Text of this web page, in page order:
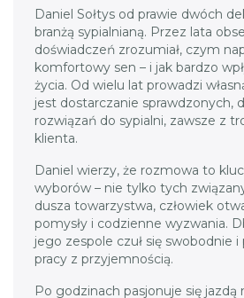
Daniel Sołtys od prawie dwóch
branżą sypialnianą. Przez lata
doświadczeń zrozumiał, czym
komfortowy sen – i jak bardzo
życia. Od wielu lat prowadzi
jest dostarczanie sprawdzonych,
rozwiązań do sypialni, zawsze z
klienta.
Daniel wierzy, że rozmowa to
wyborów – nie tylko tych
dusza towarzystwa, człowiek
pomysły i codzienne wyzwania.
jego zespole czuł się swobodnie i
pracy z przyjemnością.
Po godzinach pasjonuje się jazdą